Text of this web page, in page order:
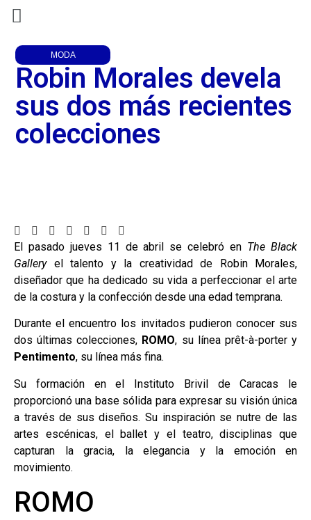
MODA
Robin Morales devela
sus dos más recientes
colecciones
El pasado jueves 11 de abril se celebró en The Black
Galleryel talento y la creatividad de Robin Morales,
diseñador que ha dedicado su vida a perfeccionar el arte
de la costura y la confección desde una edad temprana.
Durante el encuentro los invitados pudieron conocer sus
dos últimas colecciones, ROMO, su línea prêt-à-porter y
Pentimento, su línea más fina.
Su formación en el Instituto Brivil de Caracas le
proporcionó una base sólida para expresar su visión única
a través de sus diseños. Su inspiración se nutre de las
artes escénicas, el ballet y el teatro, disciplinas que
capturan la gracia, la elegancia y la emoción en
movimiento.
ROMO